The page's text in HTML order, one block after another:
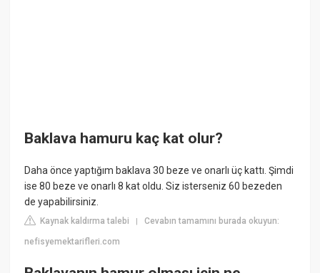
Baklava hamuru kaç kat olur?
Daha önce yaptığım baklava 30 beze ve onarlı üç kattı. Şimdi
ise 80 beze ve onarlı 8 kat oldu. Siz isterseniz 60 bezeden
de yapabilirsiniz.
Kaynak kaldırma talebi |Cevabın tamamını burada okuyun:
nefisyemektarifleri.com